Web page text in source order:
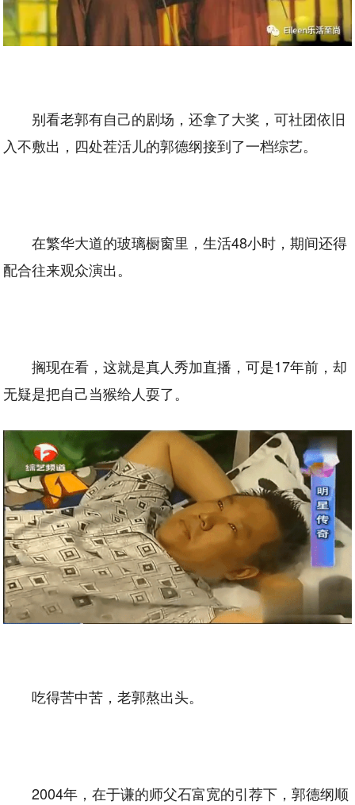
别看老郭有自己的剧场，还拿了大奖，可社团依旧
入不敷出，四处茬活儿的郭德纲接到了一档综艺。
在繁华大道的玻璃橱窗里，生活48小时，期间还得
配合往来观众演出。
搁现在看，这就是真人秀加直播，可是17年前，却
无疑是把自己当猴给人耍了。
吃得苦中苦，老郭熬出头。
2004年，在于谦的师父石富宽的引荐下，郭德纲顺